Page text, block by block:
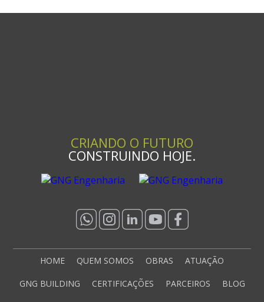
CRIANDO O FUTURO
CONSTRUINDO HOJE.
HOME QUEM SOMOS OBRAS ATUAÇÃO
GNG BUILDING CERTIFICAÇÕES PARCEIROS BLOG